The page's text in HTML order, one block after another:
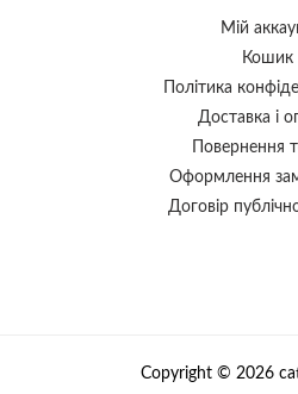
Мій
Кошик
Політика
Доставка і
Повернення
Оформлення
Договір
Copyright © 2026